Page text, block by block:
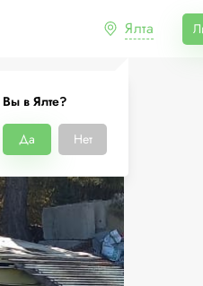
Ялта
Вы в Ялте?
Да Нет